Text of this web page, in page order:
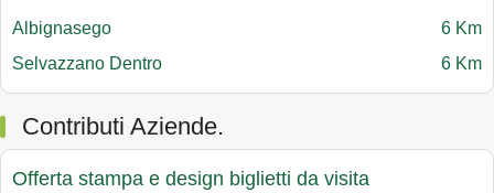
Albignasego
6 Km
Selvazzano Dentro
6 Km
Contributi Aziende.
Offerta stampa e design biglietti da visita